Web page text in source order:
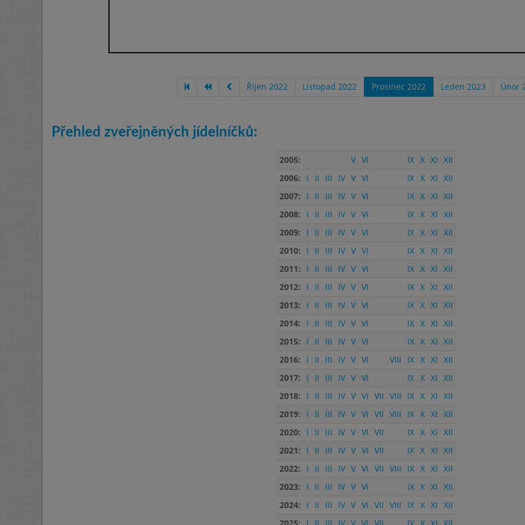
Říjen 2022 Listopad 2022 Prosinec 2022 Leden 2023 Únor
Přehled zveřejněných jídelníčků:
2005: V VI IX X XI XII
2006:
I II III IV V VI IX X XI XII
2007:
I II III IV V VI IX X XI XII
2008:
I II III IV V VI IX X XI XII
2009:
I II III IV V VI IX X XI XII
2010:
I II III IV V VI IX X XI XII
2011:
I II III IV V VI IX X XI XII
2012:
I II III IV V VI IX X XI XII
2013:
I II III IV V VI IX X XI XII
2014:
I II III IV V VI IX X XI XII
2015:
I II III IV V VI IX X XI XII
2016:
I II III IV V VI VIII IX X XI XII
2017:
I II III IV V VI IX X XI XII
2018:
I II III IV V VI VII VIII IX X XI XII
2019:
I II III IV V VI VII VIII IX X XI XII
2020:
I II III IV V VI VII IX X XI XII
2021:
I II III IV V VI VII IX X XI XII
2022:
I II III IV V VI VII VIII IX X XI XII
2023:
I II III IV V VI IX X XI XII
2024:
I II III IV V VI VII VIII IX X XI XII